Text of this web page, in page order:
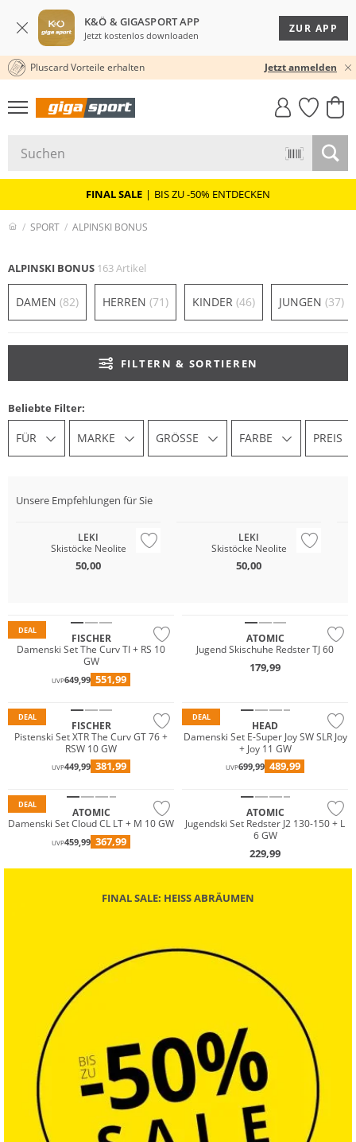
K&Ö & GIGASPORT APP
Jetzt kostenlos downloaden
ZUR APP
30 TAGE RÜCKGABERECHT
Pluscard Vorteile erhalten Jetzt anmelden
GIGASTYLE
FAHRRAD­
MUST-HAVE
FINAL SALE | BIS ZU -50% ENTDECKEN
SPORT ALPINSKI BONUS
ALPINSKI BONUS 163 Artikel
DAMEN (82) HERREN (71) KINDER (46) JUNGEN (37)
FILTERN & SORTIEREN
Beliebte Filter:
FÜR MARKE GRÖSSE FARBE PREIS
Unsere Empfehlungen für Sie
LEKI
Skistöcke Neolite
50,00
LEKI
Skistöcke Neolite
50,00
DEAL
FISCHER
Damenski Set The Curv TI + RS 10
GW
UVP649,99 551,99
ATOMIC
Jugend Skischuhe Redster TJ 60
179,99
DEAL
FISCHER
Pistenski Set XTR The Curv GT 76 +
RSW 10 GW
UVP449,99 381,99
DEAL
HEAD
Damenski Set E-Super Joy SW SLR Joy
+ Joy 11 GW
UVP699,99 489,99
DEAL
ATOMIC
Damenski Set Cloud CL LT + M 10 GW
UVP459,99 367,99
ATOMIC
Jugendski Set Redster J2 130-150 + L
6 GW
229,99
FINAL SALE: HEISS ABRÄUMEN